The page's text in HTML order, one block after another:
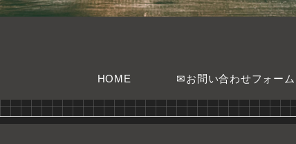
HOME ✉お問い合わせフォーム